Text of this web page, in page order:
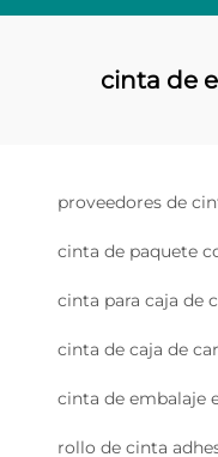
cinta de
proveedores de
cinta de paquete
cinta para caja de
cinta de caja de
cinta de embalaje
rollo de cinta